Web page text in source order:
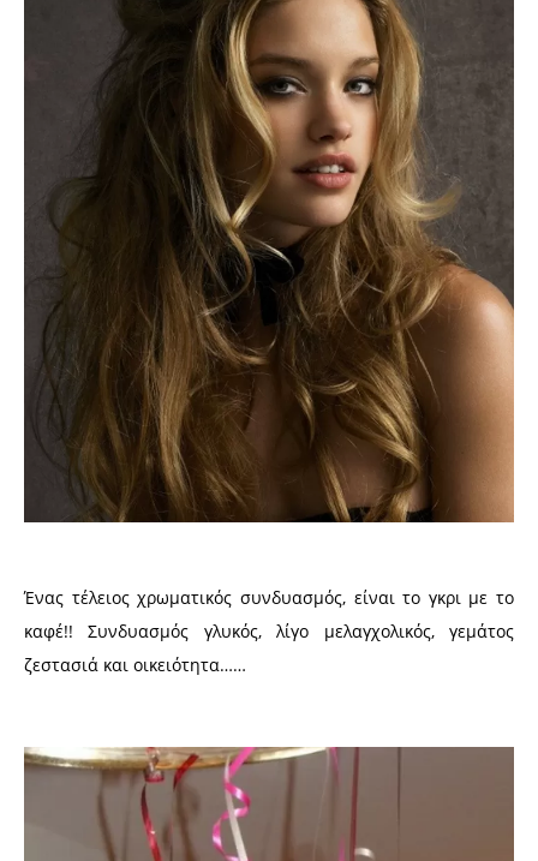
Ένας τέλειος χρωματικός συνδυασμός, είναι το γκρι με το
καφέ!! Συνδυασμός γλυκός, λίγο μελαγχολικός, γεμάτος
ζεστασιά και οικειότητα……